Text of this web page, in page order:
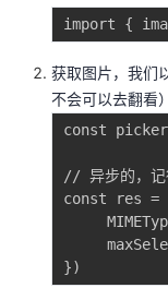
获取图片，我们
不会可以去翻看）
const picker
// 异步的，记
const res